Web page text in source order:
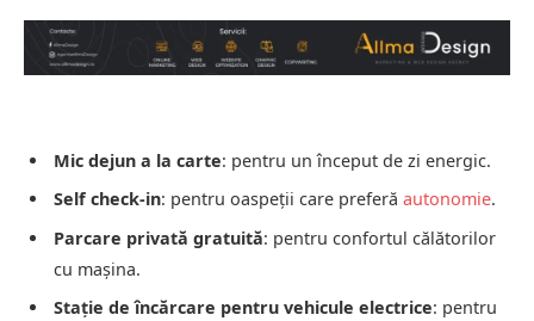
Mic dejun a la carte: pentru un început de zi energic.
Self check-in: pentru oaspeții care preferă autonomie.
Parcare privată gratuită: pentru confortul călătorilor
cu mașina.
Stație de încărcare pentru vehicule electrice: pentru